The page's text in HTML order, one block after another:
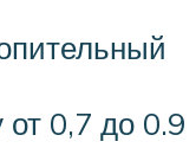
от 0,7 до 0.9